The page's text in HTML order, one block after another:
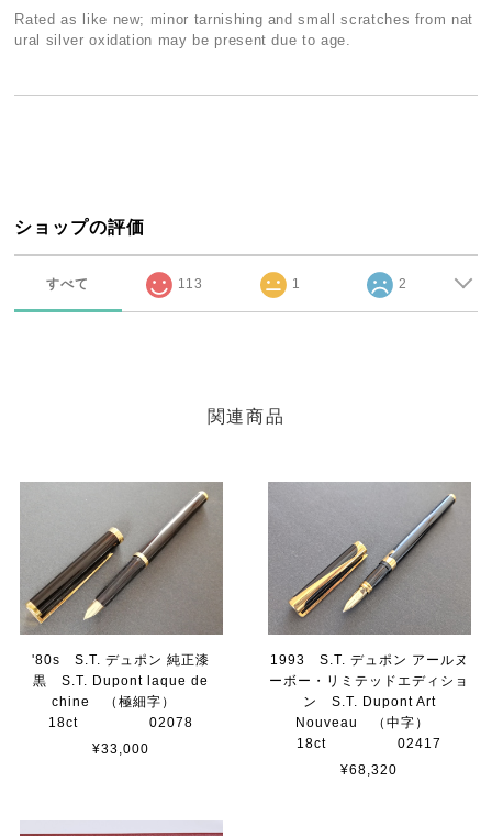
Rated as like new; minor tarnishing and small scratches from nat
ural silver oxidation may be present due to age.
ショップの評価
すべて 113 1 2
関連商品
'80s S.T. デュポン 純正漆
黒 S.T. Dupont laque de
chine （極細字）
18ct 02078
¥33,000
1993 S.T. デュポン アールヌ
ーボー・リミテッドエディショ
ン S.T. Dupont Art
Nouveau （中字）
18ct 02417
¥68,320